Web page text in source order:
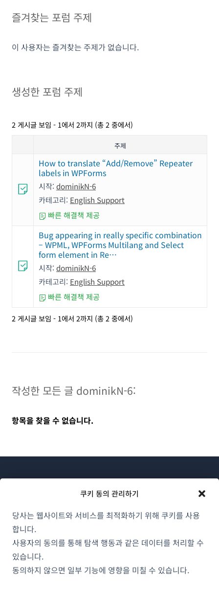
쿠키 동의 관리하기
당사는 웹사이트와 서비스를 최적화하기 위해 쿠키를 사용
합니다.
사용자의 동의를 통해 탐색 행동과 같은 데이터를 처리할 수
있습니다.
동의하지 않으면 일부 기능에 영향을 미칠 수 있습니다.
즐겨찾는 포럼 주제
이 사용자는 즐겨찾는 주제가 없습니다.
생성한 포럼 주제
2 게시글 보임 - 1에서 2까지 (총 2 중에서)
주제
How to translate “Add/Remove” Repeater
labels in WPForms
시작: dominikN-6
카테고리: English Support
빠른 해결책 제공
Bug appearing in really specific combination
– WPML, WPForms Multilang and Select
form element in Re…
시작: dominikN-6
카테고리: English Support
빠른 해결책 제공
2 게시글 보임 - 1에서 2까지 (총 2 중에서)
작성한 모든 글 dominikN-6:
항목을 찾을 수 없습니다.
WPML 소개
GDPR 및 개인정보 처리방침
창
(새
(새
(새